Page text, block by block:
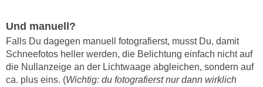
Und manuell?
Falls Du dagegen manuell fotografierst, musst Du, damit
Schneefotos heller werden, die Belichtung einfach nicht auf
die Nullanzeige an der Lichtwaage abgleichen, sondern auf
ca. plus eins. (Wichtig: du fotografierst nur dann wirklich